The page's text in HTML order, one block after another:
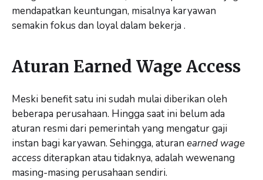
mendapatkan keuntungan, misalnya karyawan
semakin fokus dan loyal dalam bekerja .
Aturan Earned Wage Access
Meski benefit satu ini sudah mulai diberikan oleh
beberapa perusahaan. Hingga saat ini belum ada
aturan resmi dari pemerintah yang mengatur gaji
instan bagi karyawan. Sehingga, aturan earned wage
accessditerapkan atau tidaknya, adalah wewenang
masing-masing perusahaan sendiri.